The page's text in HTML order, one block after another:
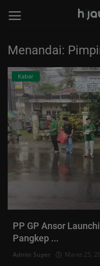
Edukasi
Human
Islami
Kabar
Khutbah
Tren
Masuk
Menandai:
Kabar
PP GP Ansor
Pangkep ...
Admin Super Maret 25,